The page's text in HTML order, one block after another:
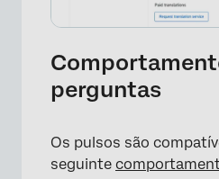
perguntas
Os pulsos são
seguinte